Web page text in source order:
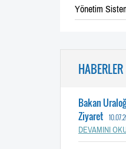
Yönetim
HABERLER
Bakan
Ziyaret
DEVAMINI